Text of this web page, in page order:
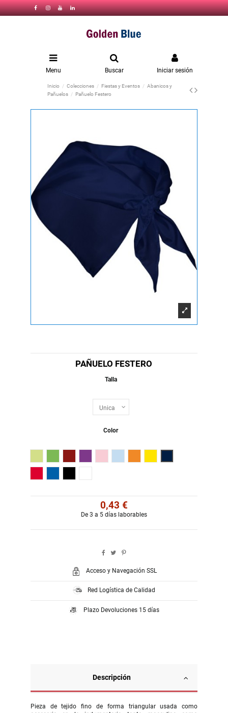
Menu Buscar Iniciar sesión
Inicio Colecciones Fiestas y Eventos
Abanicos y
Pañuelos
Pañuelo Festero
PAÑUELO FESTERO
Talla
Color
0,43 €
De 3 a 5 días laborables
Acceso y Navegación SSL
Red Logística de Calidad
Plazo Devoluciones 15 días
Descripción
Pieza de tejido fino de forma triangular usada como